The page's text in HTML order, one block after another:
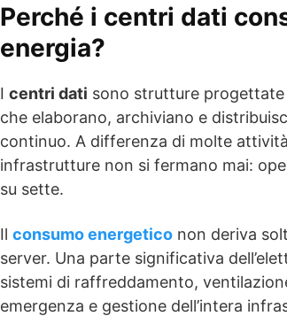
Perché i centri dati
energia?
I centri dati sono strutture
che elaborano, archiviano e
continuo. A differenza di molte
infrastrutture non si fermano mai:
su sette.
Il consumo energetico non deriva
server. Una parte significativa
sistemi di raffreddamento,
emergenza e gestione dell’intera